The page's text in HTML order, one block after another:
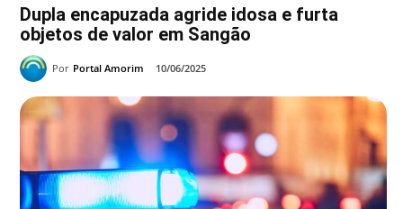
Dupla encapuzada agride idosa e furta
objetos de valor em Sangão
Por Portal Amorim 10/06/2025